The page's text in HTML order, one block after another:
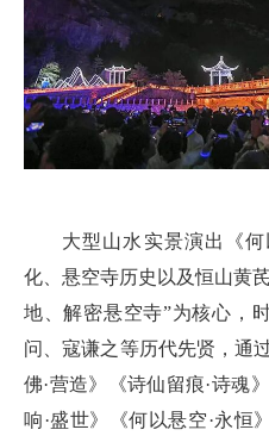
大型山水实景演出《
化、悬空寺历史以及恒山黄
地、解密悬空寺”为核心，
问、寇谦之等历代先贤，通
佛·营造》《诗仙留痕·诗魂
响·盛世》《何以悬空·永恒